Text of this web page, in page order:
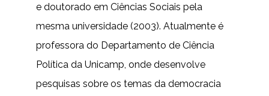
e doutorado em Ciências Sociais pela
mesma universidade (2003). Atualmente é
professora do Departamento de Ciência
Política da Unicamp, onde desenvolve
pesquisas sobre os temas da democracia